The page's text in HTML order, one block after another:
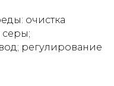
очистка
серы;
регулирование